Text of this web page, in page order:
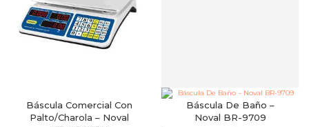
Báscula Comercial Con
Palto/Charola – Noval
Báscula De Baño –
Noval BR-9709